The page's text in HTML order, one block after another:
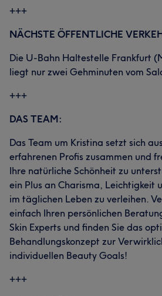
+++
NÄCHSTE ÖFFENTLICHE
Die U-Bahn Haltestelle Frankfurt
liegt nur zwei Gehminuten vom
+++
DAS TEAM:
Das Team um Kristina setzt sich
erfahrenen Profis zusammen und
Ihre natürliche Schönheit zu
ein Plus an Charisma, Leichtigkeit
im täglichen Leben zu verleihen.
einfach Ihren persönlichen
Skin Experts und finden Sie das
Behandlungskonzept zur
individuellen Beauty Goals!
+++